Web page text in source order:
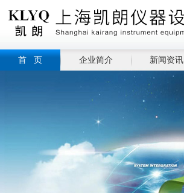
首 页 企业简介 新闻资讯